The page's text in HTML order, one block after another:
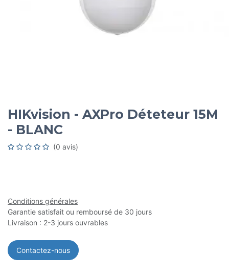
HIKvision - AXPro Déteteur 15M
- BLANC
(0 avis)
Conditions générales
Garantie satisfait ou remboursé de 30 jours
Livraison : 2-3 jours ouvrables
Contactez-nous